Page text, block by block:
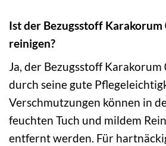
Ist der Bezugsstoff Karakorum
reinigen?
Ja, der Bezugsstoff
durch seine gute
Verschmutzungen können in
feuchten Tuch und mildem
entfernt werden. Für